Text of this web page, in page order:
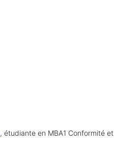
, étudiante en MBA1 Conformité et